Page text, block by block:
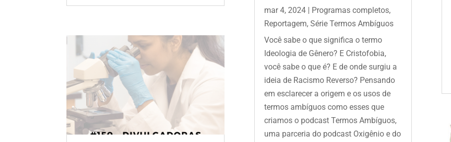
mar 4, 2024| Programas completos,
Reportagem, Série Termos Ambíguos
Você sabe o que significa o termo
Ideologia de Gênero? E Cristofobia,
você sabe o que é? E de onde surgiu a
ideia de Racismo Reverso? Pensando
em esclarecer a origem e os usos de
termos ambíguos como esses que
criamos o podcast Termos Ambíguos,
uma parceria do podcast Oxigênio e do